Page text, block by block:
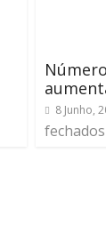
8 Junho,
fechados